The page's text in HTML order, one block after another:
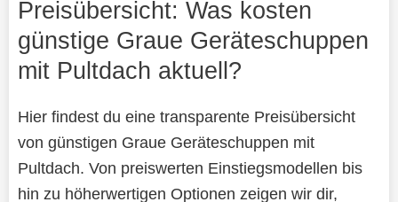
Preisübersicht: Was kosten
günstige Graue Geräteschuppen
mit Pultdach aktuell?
Hier findest du eine transparente Preisübersicht
von günstigen Graue Geräteschuppen mit
Pultdach. Von preiswerten Einstiegsmodellen bis
hin zu höherwertigen Optionen zeigen wir dir,